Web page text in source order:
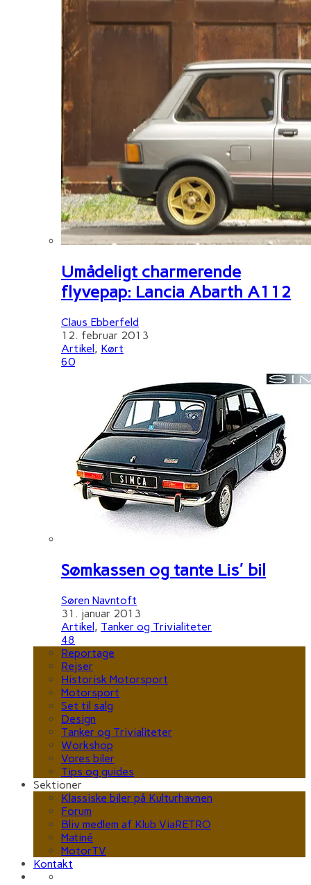
Umådeligt charmerende
flyvepap: Lancia Abarth A112
Claus Ebberfeld
12. februar 2013
Artikel, Kørt
60
Sømkassen og tante Lis' bil
Søren Navntoft
31. januar 2013
Artikel, Tanker og Trivialiteter
48
Reportage
Rejser
Historisk Motorsport
Motorsport
Set til salg
Design
Tanker og Trivialiteter
Workshop
Vores biler
Tips og guides
Sektioner
Klassiske biler på Kulturhavnen
Forum
Bliv medlem af Klub ViaRETRO
Matiné
MotorTV
Kontakt